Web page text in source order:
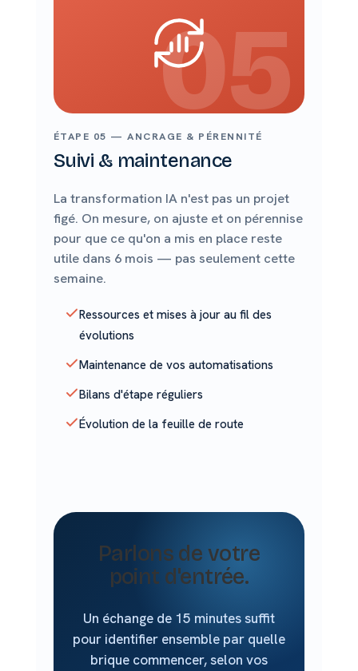
05
ÉTAPE 05 — ANCRAGE & PÉRENNITÉ
Suivi & maintenance
La transformation IA n'est pas un projet
figé. On mesure, on ajuste et on pérennise
pour que ce qu'on a mis en place reste
utile dans 6 mois — pas seulement cette
semaine.
Ressources et mises à jour au fil des
évolutions
Maintenance de vos automatisations
Bilans d'étape réguliers
Évolution de la feuille de route
Parlons de votre
point d'entrée.
Un échange de 15 minutes suffit
pour identifier ensemble par quelle
brique commencer, selon vos